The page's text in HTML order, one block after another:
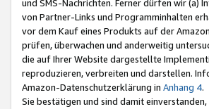
und SMS-Nachrichten. Ferner dürfen wir (a)
von Partner-Links und Programminhalten
vor dem Kauf eines Produkts auf der
prüfen, überwachen und anderweitig
die auf Ihrer Website dargestellte
reproduzieren, verbreiten und darstellen.
Amazon-Datenschutzerklärung in Anhang 4.
Sie bestätigen und sind damit